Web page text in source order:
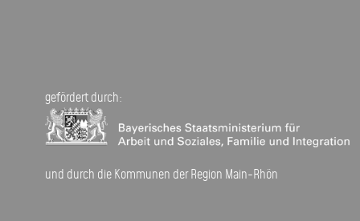
gefördert durch:
und durch die Kommunen der Region Main-Rhön